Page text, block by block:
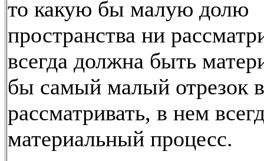
то какую бы малую долю
пространства ни
всегда должна быть
бы самый малый отрезок
рассматривать, в нем
материальный процесс.